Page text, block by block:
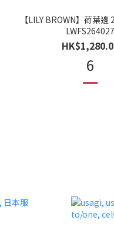
【LILY BROWN】荷葉邊
LWFS264027
6